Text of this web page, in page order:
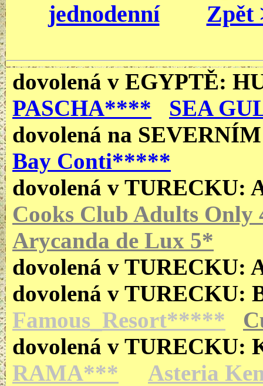
jednodenní
Zpět
dovolená v EGYPTĚ:
PASCHA****
SEA
dovolená na
Bay Conti*****
dovolená v TURECKU:
Cooks Club Adults Only
Arycanda de Lux 5*
dovolená v TURECKU:
dovolená v TURECKU:
Famous_Resort*****
dovolená v TURECKU:
RAMA***
Asteria